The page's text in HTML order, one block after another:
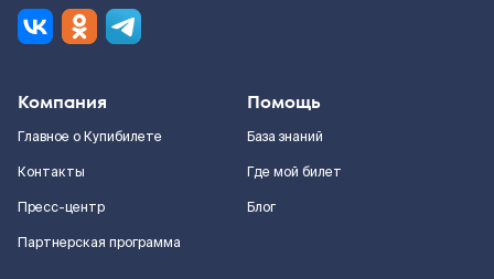
Компания
Главное о Купибилете
Контакты
Пресс-центр
Партнерская программа
Помощь
База знаний
Где мой билет
Блог